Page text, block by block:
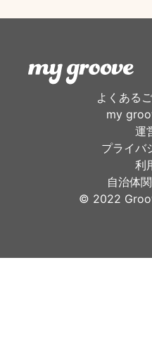
よくある
my
運
プライバ
利
自治体
©︎ 2022